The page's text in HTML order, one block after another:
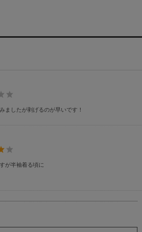
ましたが剥げるのが早いです！
が半袖着る頃に